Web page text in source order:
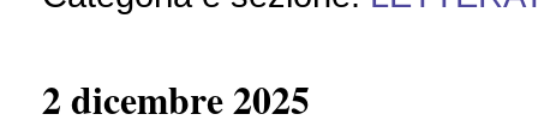
2 dicembre 2025